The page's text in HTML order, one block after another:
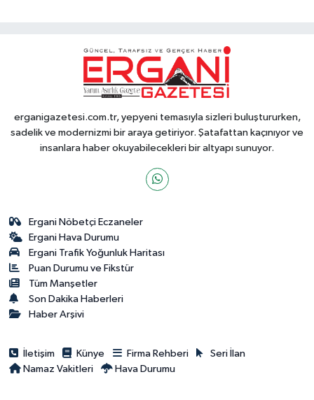
erganigazetesi.com.tr, yepyeni temasıyla sizleri buluştururken,
sadelik ve modernizmi bir araya getiriyor. Şatafattan kaçınıyor ve
insanlara haber okuyabilecekleri bir altyapı sunuyor.
Ergani Nöbetçi Eczaneler
Ergani Hava Durumu
Ergani Trafik Yoğunluk Haritası
Puan Durumu ve Fikstür
Tüm Manşetler
Son Dakika Haberleri
Haber Arşivi
İletişim Künye Firma Rehberi
Seri İlan
Namaz Vakitleri
Hava Durumu